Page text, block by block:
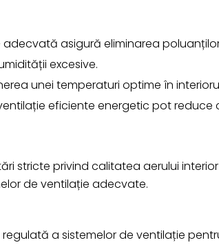
adecvată asigură eliminarea
excesive.
unei temperaturi optime în
eficiente energetic pot reduce
stricte privind calitatea aerului
de ventilație adecvate.
a sistemelor de ventilație